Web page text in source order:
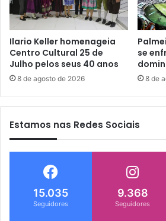
Ilario Keller homenageia
Centro Cultural 25 de
Julho pelos seus 40 anos
8 de agosto de 2026
se
8 de
Estamos nas Redes Sociais
15.035
Seguidores
9.368
Seguidores